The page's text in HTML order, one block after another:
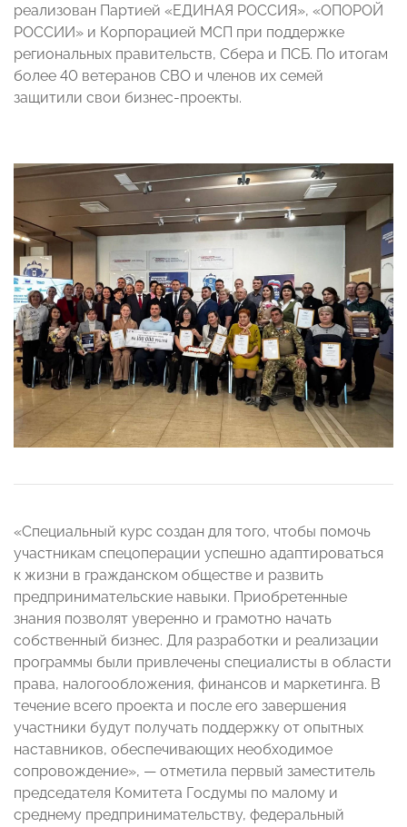
реализован Партией «ЕДИНАЯ РОССИЯ», «ОПОРОЙ
РОССИИ» и Корпорацией МСП при поддержке
региональных правительств, Сбера и ПСБ. По итогам
более 40 ветеранов СВО и членов их семей
защитили свои бизнес-проекты.
«Специальный курс создан для того, чтобы помочь
участникам спецоперации успешно адаптироваться
к жизни в гражданском обществе и развить
предпринимательские навыки. Приобретенные
знания позволят уверенно и грамотно начать
собственный бизнес. Для разработки и реализации
программы были привлечены специалисты в области
права, налогообложения, финансов и маркетинга. В
течение всего проекта и после его завершения
участники будут получать поддержку от опытных
наставников, обеспечивающих необходимое
сопровождение», — отметила первый заместитель
председателя Комитета Госдумы по малому и
среднему предпринимательству, федеральный